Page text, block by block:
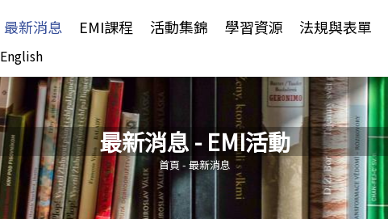
最新消息 EMI課程 活動集錦 學習資源 法規與表單
English
最新消息 - EMI活動
您在這裡
首頁 - 最新消息